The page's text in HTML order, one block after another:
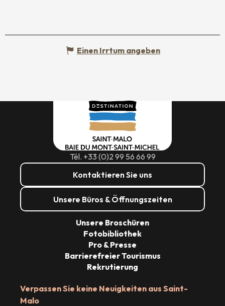
Einen Irrtum angeben
Tél. +33 (0)2 99 56 66 99
Kontaktieren Sie uns
Unsere Büros & Öffnungszeiten
Verpassen Sie keine Neuigkeiten aus Saint-
Malo
Unsere Broschüren
Fotobibliothek
Pro & Presse
Barrierefreier Tourismus
Rekrutierung